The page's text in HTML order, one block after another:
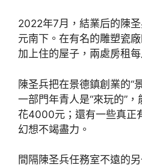
2022年7月，結業后的陳
元南下。在有名的雕塑瓷
加上住的屋子，兩處房租
陳圣兵把在景德鎮創業的“
一部門年青人是“來玩的”
花4000元；還有一些真正
幻想不竭盡力。
間隔陳圣兵任務室不遠的